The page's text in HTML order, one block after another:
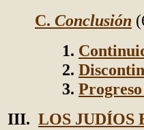
C. Conclusión
1.
2.
3. Progreso
III. LOS JUDÍOS